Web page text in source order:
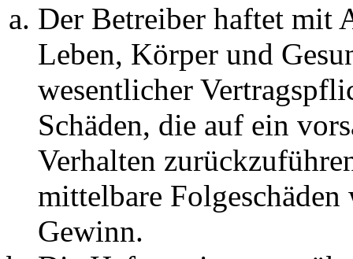
Der Betreiber haftet mit
Leben, Körper und
wesentlicher
Schäden, die auf ein
Verhalten
mittelbare Folgeschäden
Gewinn.